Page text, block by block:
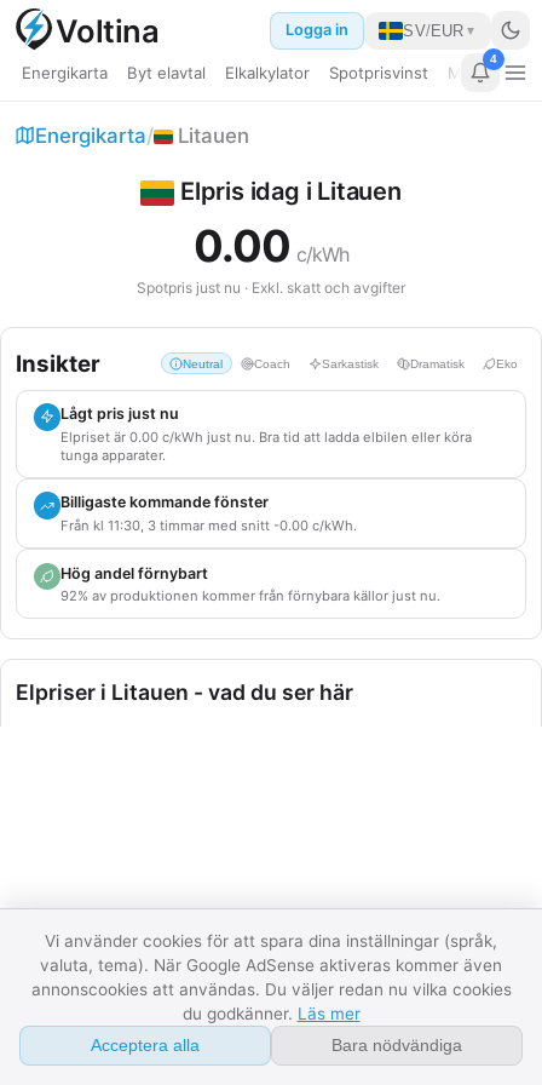
Voltina
Energikarta Byt elavtal Elkalkylator Spotprisvinst Min
4
Elpris EU
Jämför länder
Datacenter
FAQ
Datastatus08:40:14
Logga in SV/EUR ▼
Energikarta/ Litauen
Elpris idag i Litauen
0.00 c/kWh
Spotpris just nu · Exkl. skatt och avgifter
Insikter Neutral Coach Sarkastisk Dramatisk Eko
Lågt pris just nu
Elpriset är 0.00 c/kWh just nu. Bra tid att ladda elbilen eller köra
tunga apparater.
Billigaste kommande fönster
Från kl 11:30, 3 timmar med snitt -0.00 c/kWh.
Hög andel förnybart
92% av produktionen kommer från förnybara källor just nu.
Elpriser i Litauen - vad du ser här
de publicerats av Nord Pool eller motsvarande börs.
Tre sektioner: Spotpris just nuvisar timpriset för aktuell
timme per zon. 24-timmars graf visar gångna 12 och
kommande 12 timmar. Produktion och förbrukning
landets elmix samma stund (vatten, kärnkraft, vind, sol, gas,
Vi använder cookies för att spara dina inställningar (språk,
valuta, tema). När Google AdSense aktiveras kommer även
annonscookies att användas. Du väljer redan nu vilka cookies
du godkänner. Läs mer
Acceptera alla Bara nödvändiga